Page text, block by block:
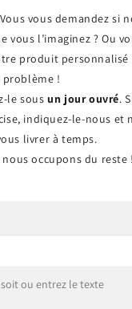
vous demandez si
vous l’imaginez ? Ou
produit personnalisé
problème !
le sousun jour ouvré.
indiquez-le-nous et
livrer à temps.
occupons du reste !